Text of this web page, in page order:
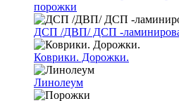
порожки
ДСП /ДВП/ ДСП -
Коврики. Дорожки.
Линолеум